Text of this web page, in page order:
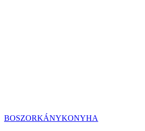
BOSZORKÁNYKONYHA